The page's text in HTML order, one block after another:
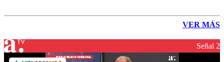
VER MÁS
Señal 2